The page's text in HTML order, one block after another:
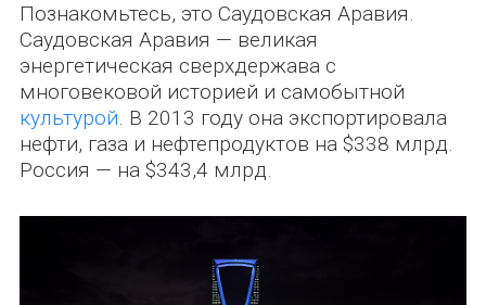
Познакомьтесь, это Саудовская Аравия.
Саудовская Аравия — великая
энергетическая сверхдержава с
многовековой историей и самобытной
культурой. В 2013 году она экспортировала
нефти, газа и нефтепродуктов на $338 млрд.
Россия — на $343,4 млрд.